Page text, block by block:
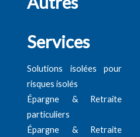
Services
Solutions isolées pour
risques isolés
Épargne & Retraite
particuliers
Épargne & Retraite